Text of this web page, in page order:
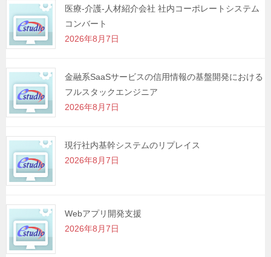
シ
ョ
ン
医療-介護-人材紹介会社 社内コーポレートシステム
コンバート
2026年8月7日
金融系SaaSサービスの信用情報の基盤開発における
フルスタックエンジニア
2026年8月7日
現行社内基幹システムのリプレイス
2026年8月7日
Webアプリ開発支援
2026年8月7日